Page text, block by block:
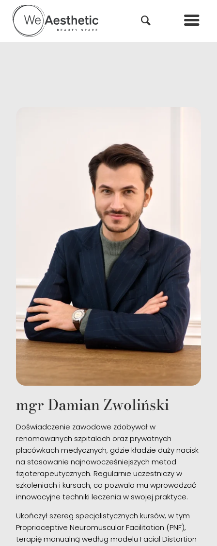
mgr Damian Zwoliński
Doświadczenie zawodowe zdobywał w
renomowanych szpitalach oraz prywatnych
placówkach medycznych, gdzie kładzie duży nacisk
na stosowanie najnowocześniejszych metod
fizjoterapeutycznych. Regularnie uczestniczy w
szkoleniach i kursach, co pozwala mu wprowadzać
innowacyjne techniki leczenia w swojej praktyce.
Ukończył szereg specjalistycznych kursów, w tym
Proprioceptive Neuromuscular Facilitation (PNF),
terapię manualną według modelu Facial Distortion